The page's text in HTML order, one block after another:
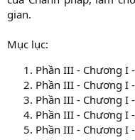
gian.
Mục lục:
Phần III - Chương I
Phần III - Chương I
Phần III - Chương I
Phần III - Chương I
Phần III - Chương I